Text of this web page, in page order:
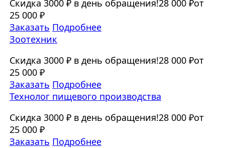
Скидка 3000 ₽ в день обращения!28 000 ₽от
25 000 ₽
Заказать Подробнее
Зоотехник
Скидка 3000 ₽ в день обращения!28 000 ₽от
25 000 ₽
Заказать Подробнее
Технолог пищевого производства
Скидка 3000 ₽ в день обращения!28 000 ₽от
25 000 ₽
Заказать Подробнее